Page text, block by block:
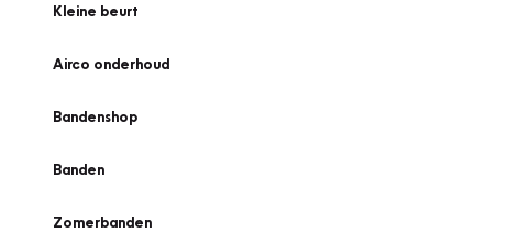
Kleine beurt
Airco onderhoud
Bandenshop
Banden
Zomerbanden